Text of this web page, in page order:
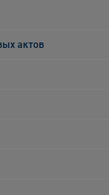
актов